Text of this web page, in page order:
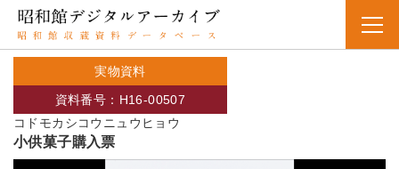
実物資料
コドモカシコウニュウヒョウ
資料番号：H16-00507
小供菓子購入票